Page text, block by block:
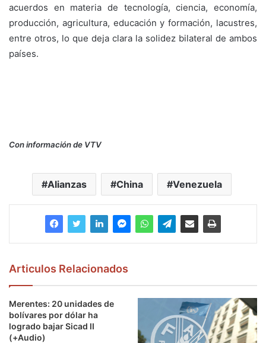
acuerdos en materia de tecnología, ciencia, economía,
producción, agricultura, educación y formación, lacustres,
entre otros, lo que deja clara la solidez bilateral de ambos
países.
Con información de VTV
Alianzas China Venezuela
Articulos Relacionados
Merentes: 20 unidades de
bolívares por dólar ha
logrado bajar Sicad II
(+Audio)